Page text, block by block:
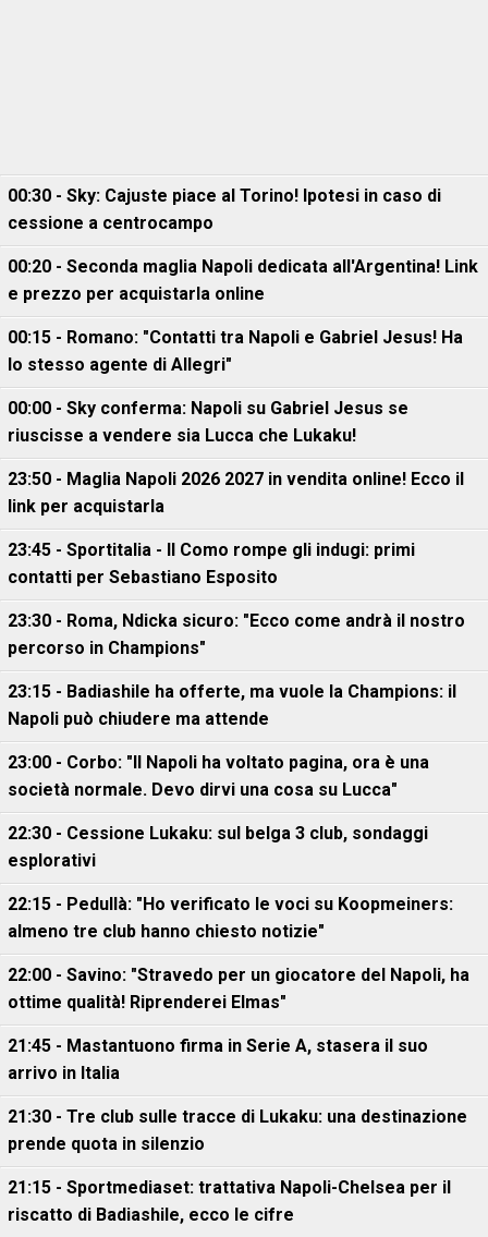
00:30 - Sky: Cajuste piace al Torino! Ipotesi in caso di
cessione a centrocampo
00:20 - Seconda maglia Napoli dedicata all'Argentina! Link
e prezzo per acquistarla online
00:15 - Romano: "Contatti tra Napoli e Gabriel Jesus! Ha
lo stesso agente di Allegri"
00:00 - Sky conferma: Napoli su Gabriel Jesus se
riuscisse a vendere sia Lucca che Lukaku!
23:50 - Maglia Napoli 2026 2027 in vendita online! Ecco il
link per acquistarla
23:45 - Sportitalia - Il Como rompe gli indugi: primi
contatti per Sebastiano Esposito
23:30 - Roma, Ndicka sicuro: "Ecco come andrà il nostro
percorso in Champions"
23:15 - Badiashile ha offerte, ma vuole la Champions: il
Napoli può chiudere ma attende
23:00 - Corbo: "Il Napoli ha voltato pagina, ora è una
società normale. Devo dirvi una cosa su Lucca"
22:30 - Cessione Lukaku: sul belga 3 club, sondaggi
esplorativi
22:15 - Pedullà: "Ho verificato le voci su Koopmeiners:
almeno tre club hanno chiesto notizie"
22:00 - Savino: "Stravedo per un giocatore del Napoli, ha
ottime qualità! Riprenderei Elmas"
21:45 - Mastantuono firma in Serie A, stasera il suo
arrivo in Italia
21:30 - Tre club sulle tracce di Lukaku: una destinazione
prende quota in silenzio
21:15 - Sportmediaset: trattativa Napoli-Chelsea per il
riscatto di Badiashile, ecco le cifre